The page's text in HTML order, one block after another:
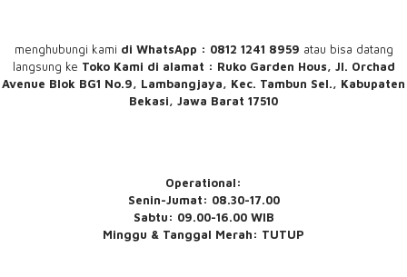
menghubungi kami di WhatsApp : 0812 1241 8959 atau bisa datang
langsung ke Toko Kami di alamat : Ruko Garden Hous, Jl. Orchad
Avenue Blok BG1 No.9, Lambangjaya, Kec. Tambun Sel., Kabupaten
Bekasi, Jawa Barat 17510
Operational:
Senin-Jumat: 08.30-17.00
Sabtu: 09.00-16.00 WIB
Minggu & Tanggal Merah: TUTUP